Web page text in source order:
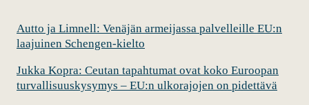
Autto ja Limnell: Venäjän armeijassa palvelleille EU:n
laajuinen Schengen-kielto
Jukka Kopra: Ceutan tapahtumat ovat koko Euroopan
turvallisuuskysymys – EU:n ulkorajojen on pidettävä